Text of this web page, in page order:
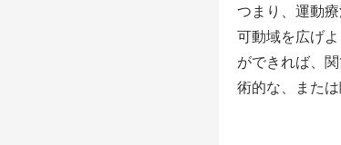
つまり、運動
可動域を広げ
ができれば、
術的な、また